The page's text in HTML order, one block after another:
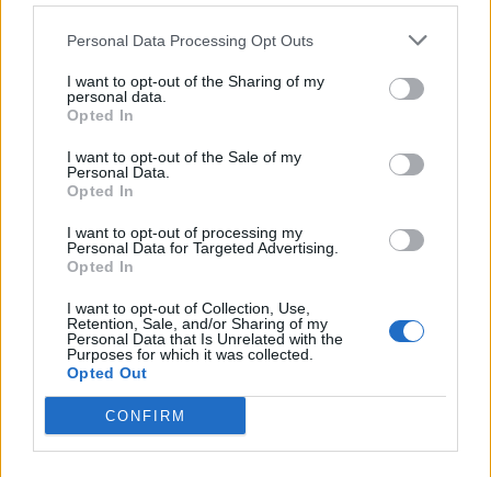
Personal Data Processing Opt Outs
I want to opt-out of the Sharing of my
personal data.
Opted In
I want to opt-out of the Sale of my
Personal Data.
Opted In
I want to opt-out of processing my
Personal Data for Targeted Advertising.
Opted In
I want to opt-out of Collection, Use,
Retention, Sale, and/or Sharing of my
Personal Data that Is Unrelated with the
Purposes for which it was collected.
Opted Out
CONFIRM
Saggio breve Divina Commedia
Consegna:rivista letteraria
BREVE: INTRODUZIONE
figure femminili: si tratta di donne dei miti
dell’immaginario collettivo.
SAGGIO BREVE DIVINA
COMMEDIA: SVOLGIMENTO
La figura che però emerge tra tutte è